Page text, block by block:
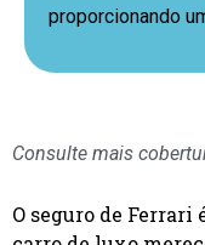
proporcionando
Consulte mais
O seguro de Ferrari